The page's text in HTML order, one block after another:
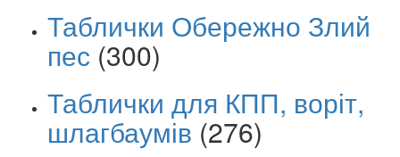
Таблички Обережно Злий
пес (300)
Таблички для КПП, воріт,
шлагбаумів (276)